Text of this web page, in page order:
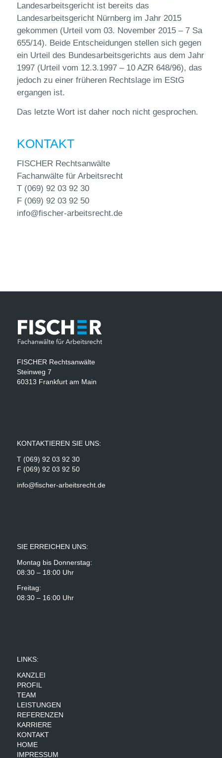
Landesarbeitsgericht ist bereits das
Landesarbeitsgericht Nürnberg im Jahr 2015
gekommen (Urteil vom 03. November 2015 – 7 Sa
655/14). Beide Entscheidungen stellen sich gegen
ein Urteil des Bundesarbeitsgerichts aus dem Jahr
1997 (Urteil vom 12.3.1997 – 10 AZR 648/96), das
jedoch zu einer früheren Rechtslage im EStG
ergangen ist.
Das letzte Wort ist daher noch nicht gesprochen.
KONTAKT
FISCHER Rechtsanwälte
Fachanwälte für Arbeitsrecht
T (069) 92 03 92 30
F (069) 92 03 92 50
info@fischer-arbeitsrecht.de
FISCHER Rechtsanwälte
Steinweg 7
60313 Frankfurt am Main
KONTAKTIEREN SIE UNS:
T (069) 92 03 92 30
F (069) 92 03 92 50
info@fischer-arbeitsrecht.de
SIE ERREICHEN UNS:
Montag bis Donnerstag:
08:30 – 18:00 Uhr
Freitag:
08:30 – 16:00 Uhr
LINKS:
KANZLEI
PROFIL
TEAM
LEISTUNGEN
REFERENZEN
KARRIERE
KONTAKT
HOME
IMPRESSUM